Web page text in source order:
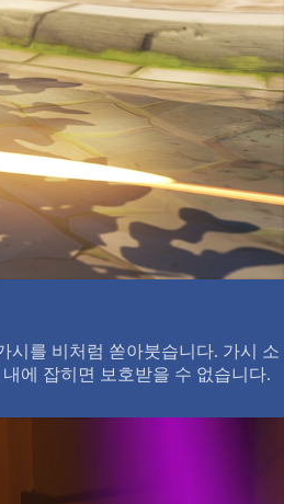
시를 비처럼 쏟아붓습니다. 가시 소
에 잡히면 보호받을 수 없습니다.